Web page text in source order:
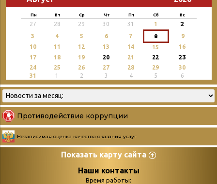
Пн Вт Ср Чт Пт Сб Вс
27 28 29 30 31 1 2
3 4 5 6 7 8
9
10
11 12 13 14 15
16
17
18 19 20 21 22 23
24 25 26 27 28 29
30
31
1 2 3 4 5 6
Противодействие коррупции
Независимая оценка качества оказания услуг
Показать карту сайта
СтраницыНаши контакты
Время работы: